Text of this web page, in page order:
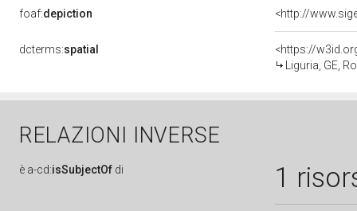
foaf:depiction
dcterms:spatial
<https://
Liguria, GE,
RELAZIONI INVERSE
è a-cd:isSubjectOf di 1